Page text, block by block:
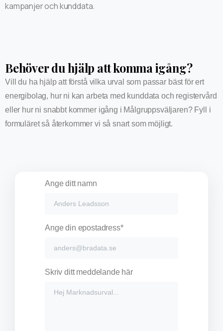
kampanjer och kunddata.
Behöver du hjälp att komma igång?
Vill du ha hjälp att förstå vilka urval som passar bäst för ert
energibolag, hur ni kan arbeta med kunddata och registervård
eller hur ni snabbt kommer igång i Målgruppsväljaren? Fyll i
formuläret så återkommer vi så snart som möjligt.
Ange ditt namn
Ange din epostadress*
Skriv ditt meddelande här